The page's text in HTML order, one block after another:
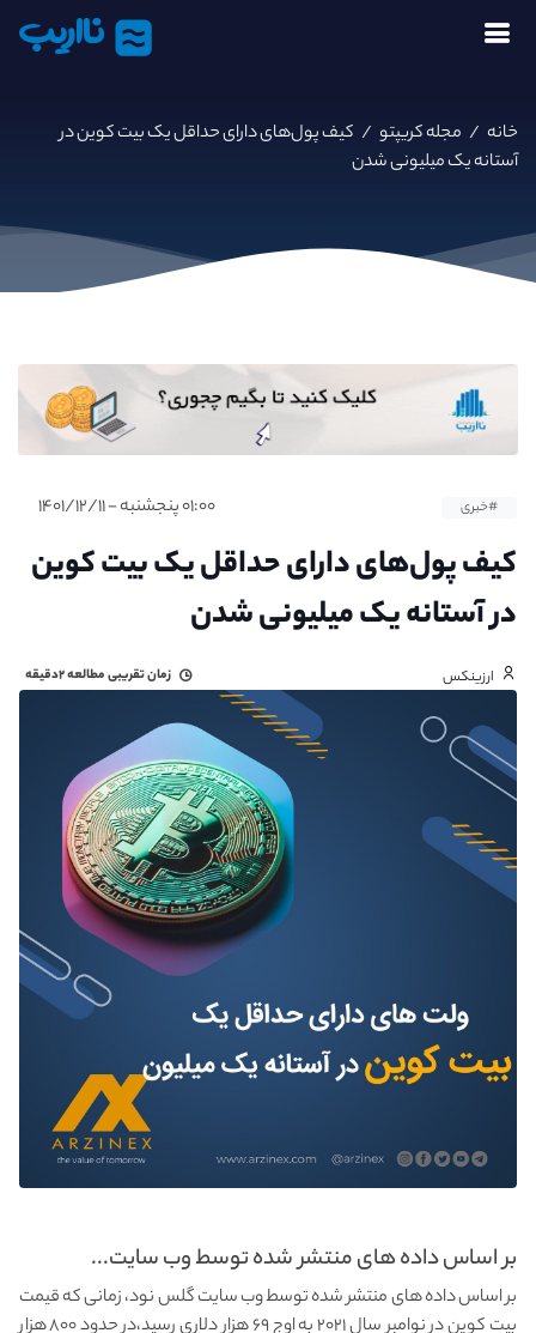
نااریب
خانه / مجله کریپتو / کیف پول‌های دارای حداقل یک بیت کوین در
آستانه یک میلیونی شدن
#خبری ۰۱:۰۰ پنجشنبه - ۱۴۰۱/۱۲/۱۱
کیف پول‌های دارای حداقل یک بیت کوین
در آستانه یک میلیونی شدن
ارزینکس زمان تقریبی مطالعه۲دقیقه
بر اساس داده های منتشر شده توسط وب‌ سایت...
بر اساس داده های منتشر شده توسط وب‌ سایت گلس‌ نود، زمانی که قیمت
بیت ‌کوین در نوامبر سال ۲۰۲۱ به اوج ۶۹ هزار دلاری رسید،در حدود ۸۰۰ هزار